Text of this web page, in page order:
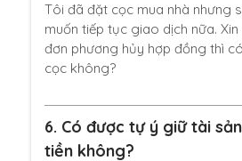
Tôi đã đặt cọc mua nhà nhưng
muốn tiếp tục giao dịch nữa.
đơn phương hủy hợp đồng thì
cọc không?
6. Có được tự ý giữ tài
tiền không?